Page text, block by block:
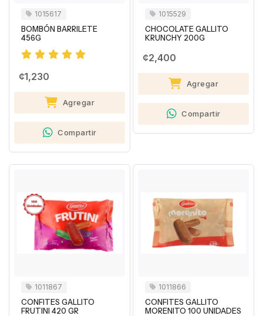
1015617
BOMBÓN BARRILETE
456G
¢1,230
Agregar
Compartir
1015529
CHOCOLATE GALLITO
KRUNCHY 200G
¢2,400
Agregar
Compartir
1011867
CONFITES GALLITO
FRUTINI 420 GR
1011866
CONFITES GALLITO
MORENITO 100 UNIDADES